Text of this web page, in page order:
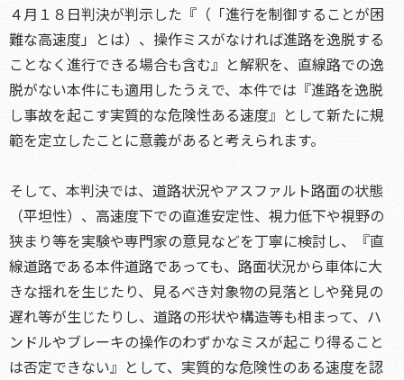
４月１８日判決が判示した『（「進行を制御することが困
難な高速度」とは）、操作ミスがなければ進路を逸脱する
ことなく進行できる場合も含む』と解釈を、直線路での逸
脱がない本件にも適用したうえで、本件では『進路を逸脱
し事故を起こす実質的な危険性ある速度』として新たに規
範を定立したことに意義があると考えられます。
そして、本判決では、道路状況やアスファルト路面の状態
（平坦性）、高速度下での直進安定性、視力低下や視野の
狭まり等を実験や専門家の意見などを丁寧に検討し、『直
線道路である本件道路であっても、路面状況から車体に大
きな揺れを生じたり、見るべき対象物の見落としや発見の
遅れ等が生じたりし、道路の形状や構造等も相まって、ハ
ンドルやブレーキの操作のわずかなミスが起こり得ること
は否定できない』として、実質的な危険性のある速度を認